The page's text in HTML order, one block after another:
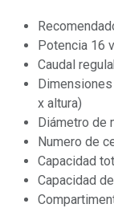
Potencia 16
Caudal
x altura)
Diámetro de
Numero de
Capacidad
Capacidad